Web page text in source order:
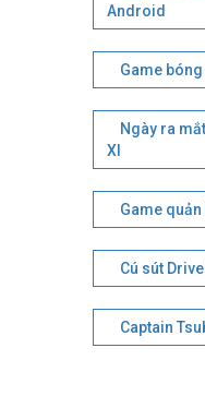
Android
Game
Ngày ra
XI
Game
Cú sút
Captain